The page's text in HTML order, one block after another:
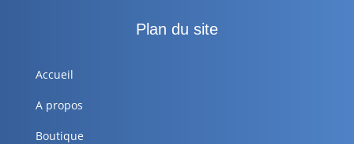
Plan du site
Accueil
A propos
Boutique